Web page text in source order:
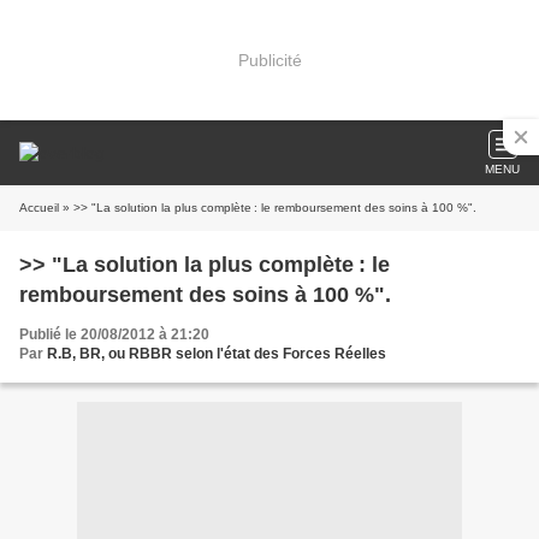
Publicité
MENU
Accueil » >> "La solution la plus complète : le remboursement des soins à 100 %".
>> "La solution la plus complète : le
remboursement des soins à 100 %".
Publié le 20/08/2012 à 21:20
Par R.B, BR, ou RBBR selon l'état des Forces Réelles